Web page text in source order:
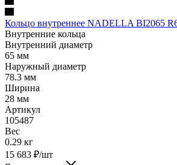
Кольцо внутреннее NADELLA BI2065
Внутренние кольца
Внутренний диаметр
65 мм
Наружный диаметр
78.3 мм
Ширина
28 мм
Артикул
105487
Вес
0.29 кг
15 683 ₽/шт